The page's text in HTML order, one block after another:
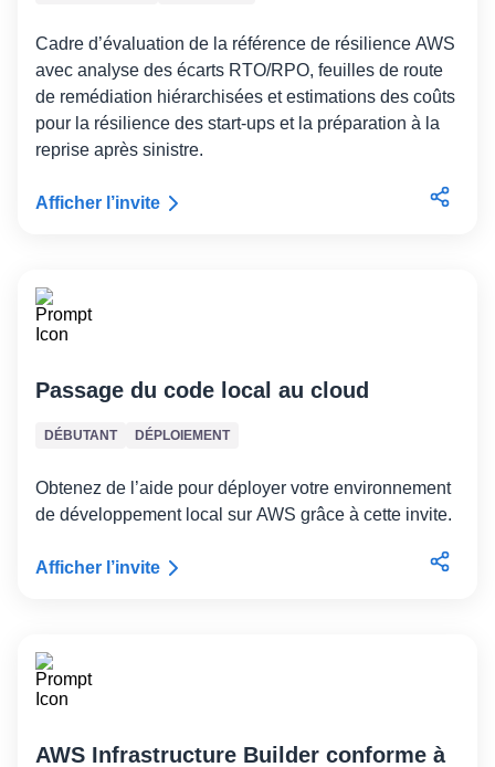
Cadre d’évaluation de la référence de résilience AWS
avec analyse des écarts RTO/RPO, feuilles de route
de remédiation hiérarchisées et estimations des coûts
pour la résilience des start-ups et la préparation à la
reprise après sinistre.
Afficher l’invite
Passage du code local au cloud
DÉBUTANT DÉPLOIEMENT
Obtenez de l’aide pour déployer votre environnement
de développement local sur AWS grâce à cette invite.
Afficher l’invite
AWS Infrastructure Builder conforme à